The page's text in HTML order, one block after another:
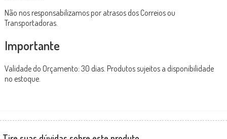
Não nos responsabilizamos por atrasos dos Correios ou
Transportadoras.
Importante
Validade do Orçamento: 30 dias. Produtos sujeitos a disponibilidade
no estoque.